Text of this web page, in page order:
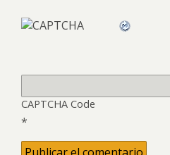
CAPTCHA Code
*